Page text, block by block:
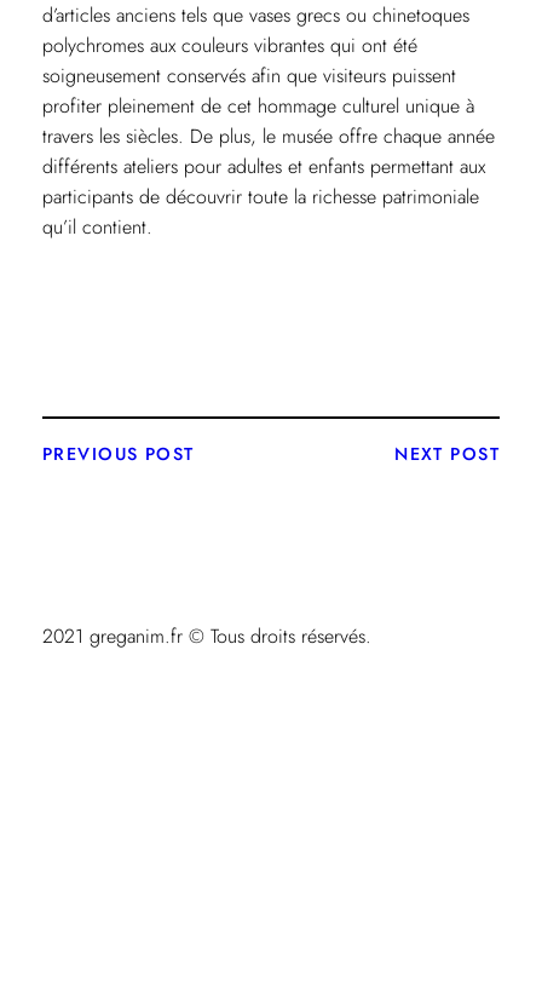
d’articles anciens tels que vases grecs ou chinetoques
polychromes aux couleurs vibrantes qui ont été
soigneusement conservés afin que visiteurs puissent
profiter pleinement de cet hommage culturel unique à
travers les siècles. De plus, le musée offre chaque année
différents ateliers pour adultes et enfants permettant aux
participants de découvrir toute la richesse patrimoniale
qu’il contient.
PREVIOUS POST NEXT POST
2021 greganim.fr © Tous droits réservés.